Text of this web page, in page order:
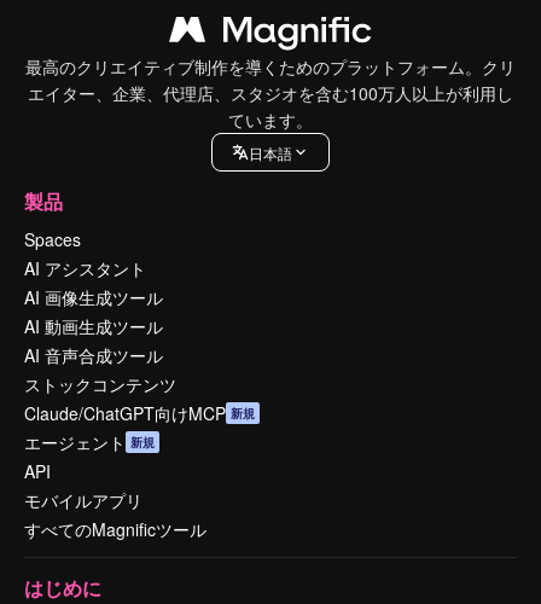
最高のクリエイティブ制作を導くためのプラットフォーム。クリ
エイター、企業、代理店、スタジオを含む100万人以上が利用し
ています。
日本語
製品
Spaces
AI アシスタント
AI 画像生成ツール
AI 動画生成ツール
AI 音声合成ツール
ストックコンテンツ
Claude/ChatGPT向けMCP 新規
エージェント 新規
API
モバイルアプリ
すべてのMagnificツール
はじめに